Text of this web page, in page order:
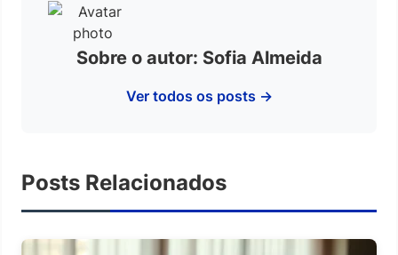
Sobre o autor: Sofia Almeida
Ver todos os posts →
Posts Relacionados